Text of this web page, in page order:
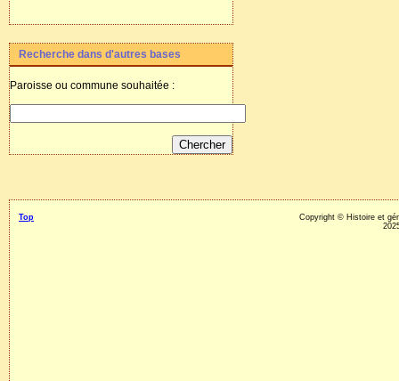
Recherche dans d'autres bases
Paroisse ou commune souhaitée :
Top
Copyright © Histoire et